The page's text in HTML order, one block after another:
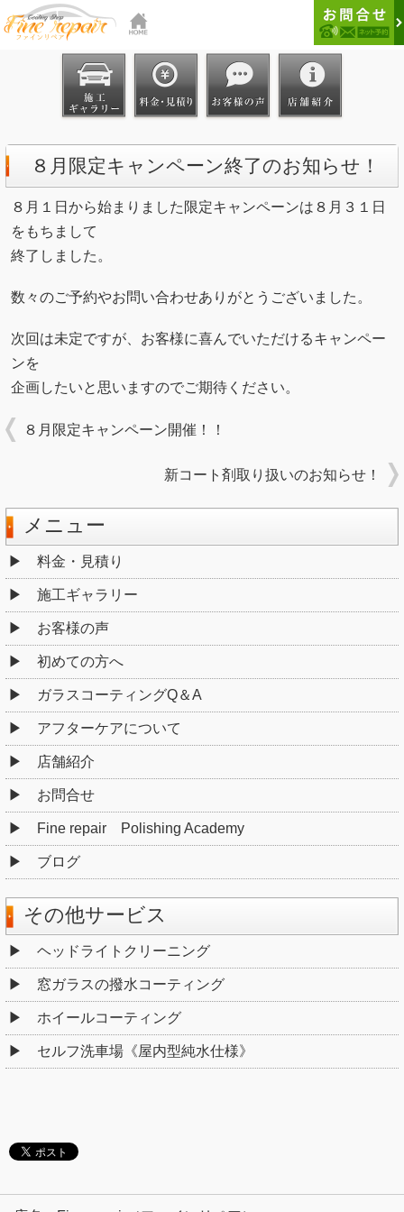
８月限定キャンペーン終了のお知らせ！
８月１日から始まりました限定キャンペーンは８月３１日
をもちまして
終了しました。
数々のご予約やお問い合わせありがとうございました。
次回は未定ですが、お客様に喜んでいただけるキャンペー
ンを
企画したいと思いますのでご期待ください。
８月限定キャンペーン開催！！
新コート剤取り扱いのお知らせ！
メニュー
料金・見積り
施工ギャラリー
お客様の声
初めての方へ
ガラスコーティングQ＆A
アフターケアについて
店舗紹介
お問合せ
Fine repair Polishing Academy
ブログ
その他サービス
ヘッドライトクリーニング
窓ガラスの撥水コーティング
ホイールコーティング
セルフ洗車場《屋内型純水仕様》